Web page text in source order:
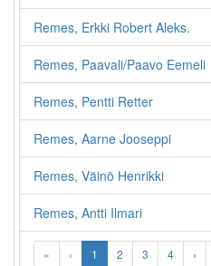
Remes, Erkki Robert Aleks.
Remes, Paavali/Paavo Eemeli
Remes, Pentti Retter
Remes, Aarne Jooseppi
Remes, Väinö Henrikki
Remes, Antti Ilmari
« ‹ 1 2 3 4 ›